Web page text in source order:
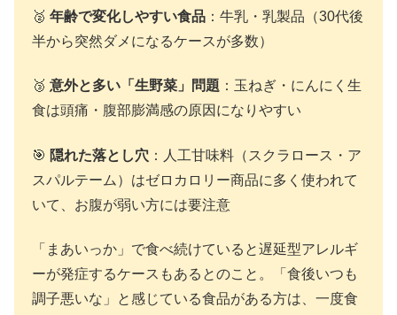
🥈 年齢で変化しやすい食品 ：牛乳・乳製品（30代後
半から突然ダメになるケースが多数）
🥉 意外と多い「生野菜」問題 ：玉ねぎ・にんにく生
食は頭痛・腹部膨満感の原因になりやすい
🎯 隠れた落とし穴 ：人工甘味料（スクラロース・ア
スパルテーム）はゼロカロリー商品に多く使われて
いて、お腹が弱い方には要注意
「まあいっか」で食べ続けていると遅延型アレルギ
ーが発症するケースもあるとのこと。「食後いつも
調子悪いな」と感じている食品がある方は、一度食